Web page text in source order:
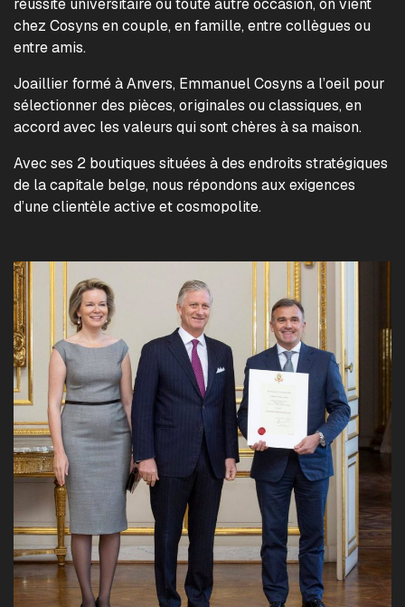
réussite universitaire ou toute autre occasion, on vient
chez Cosyns en couple, en famille, entre collègues ou
entre amis.
Joaillier formé à Anvers, Emmanuel Cosyns a l’oeil pour
sélectionner des pièces, originales ou classiques, en
accord avec les valeurs qui sont chères à sa maison.
Avec ses 2 boutiques situées à des endroits stratégiques
de la capitale belge, nous répondons aux exigences
d’une clientèle active et cosmopolite.